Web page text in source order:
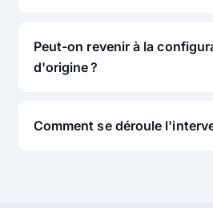
Peut-on revenir à la
d'origine ?
Comment se déroule